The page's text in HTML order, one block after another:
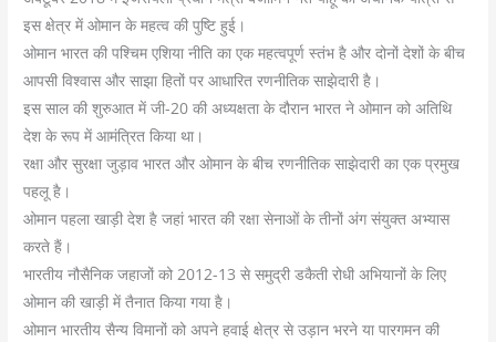
इस क्षेत्र में ओमान के महत्व की पुष्टि हुई।
ओमान भारत की पश्चिम एशिया नीति का एक महत्वपूर्ण स्तंभ है और दोनों देशों के बीच
आपसी विश्वास और साझा हितों पर आधारित रणनीतिक साझेदारी है।
इस साल की शुरुआत में जी-20 की अध्यक्षता के दौरान भारत ने ओमान को अतिथि
देश के रूप में आमंत्रित किया था।
रक्षा और सुरक्षा जुड़ाव भारत और ओमान के बीच रणनीतिक साझेदारी का एक प्रमुख
पहलू है।
ओमान पहला खाड़ी देश है जहां भारत की रक्षा सेनाओं के तीनों अंग संयुक्त अभ्यास
करते हैं।
भारतीय नौसैनिक जहाजों को 2012-13 से समुद्री डकैती रोधी अभियानों के लिए
ओमान की खाड़ी में तैनात किया गया है।
ओमान भारतीय सैन्य विमानों को अपने हवाई क्षेत्र से उड़ान भरने या पारगमन की